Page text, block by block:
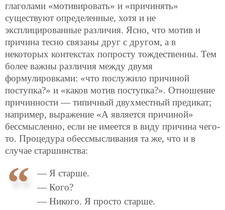
глаголами «мотивировать» и «причинять»
существуют определенные, хотя и не
эксплицированные различия. Ясно, что мотив и
причина тесно связаны друг с другом, а в
некоторых контекстах попросту тождественны. Тем
более важны различия между двумя
формулировками: «что послужило причиной
поступка?» и «каков мотив поступка?». Отношение
причинности — типичный двухместный предикат;
например, выражение «А является причиной»
бессмысленно, если не имеется в виду причина чего-
то. Процедура обессмысливания та же, что и в
случае старшинства:
— Я старше.
— Кого?
— Никого. Я просто старше.